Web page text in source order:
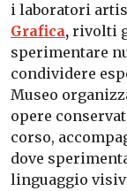
i laboratori
Grafica, rivolti
sperimentare
condividere
Museo
opere
corso,
dove
linguaggio